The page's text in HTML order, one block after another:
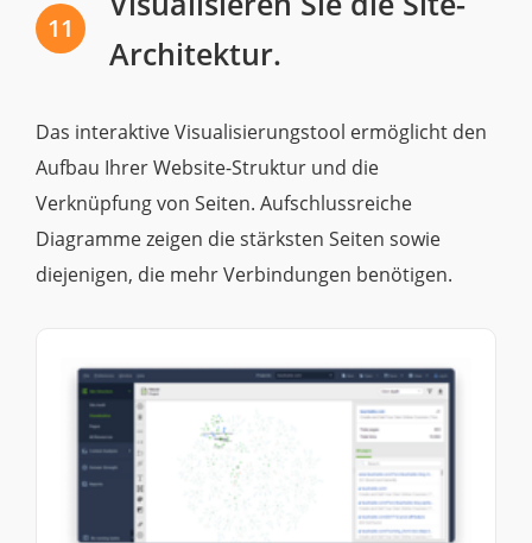
11
Architektur.
Das interaktive Visualisierungstool ermöglicht den
Aufbau Ihrer Website-Struktur und die
Verknüpfung von Seiten. Aufschlussreiche
Diagramme zeigen die stärksten Seiten sowie
diejenigen, die mehr Verbindungen benötigen.